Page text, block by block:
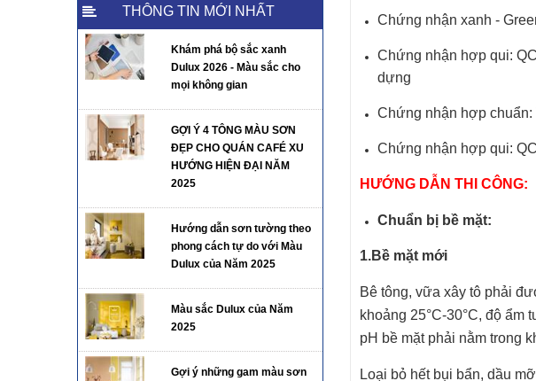
THÔNG TIN MỚI NHẤT
Khám phá bộ sắc xanh
Dulux 2026 - Màu sắc cho
mọi không gian
GỢI Ý 4 TÔNG MÀU SƠN
ĐẸP CHO QUÁN CAFÉ XU
HƯỚNG HIỆN ĐẠI NĂM
2025
Hướng dẫn sơn tường theo
phong cách tự do với Màu
Dulux của Năm 2025
Màu sắc Dulux của Năm
2025
Gợi ý những gam màu sơn
Chứng nhận xanh -
Chứng nhận hợp qui:
dựng
Chứng nhận hợp
Chứng nhận hợp qui:
HƯỚNG DẪN THI CÔNG:
Chuẩn bị bề mặt:
1.Bề mặt mới
Bê tông, vữa xây tô phải
khoảng 25°C-30°C, độ ẩm
pH bề mặt phải nằm trong